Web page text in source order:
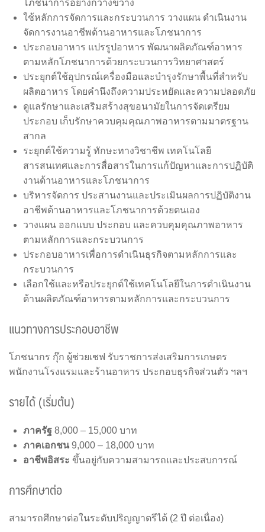
โภชนาการอย่างกว้างขวาง
ใช้หลักการจัดการและกระบวนการ วางแผน ดำเนินงาน
จัดการงานอาชีพด้านอาหารและโภชนาการ
ประกอบอาหาร แปรรูปอาหาร พัฒนาผลิตภัณฑ์อาหาร
ตามหลักโภชนาการด้วยกระบวนการวิทยาศาสตร์
ประยุกต์ใช้อุปกรณ์เครื่องมือและบำรุงรักษาพื้นที่สำหรับ
ผลิตอาหาร โดยคำนึงถึงความประหยัดและความปลอดภัย
ดูแลรักษาและเสริมสร้างสุขอนามัยในการจัดเตรียม
ประกอบ เก็บรักษาควบคุมคุณภาพอาหารตามมาตรฐาน
สากล
ระยุกต์ใช้ความรู้ ทักษะทางวิชาชีพ เทคโนโลยี
สารสนเทศและการสื่อสารในการแก้ปัญหาและการปฏิบัติ
งานด้านอาหารและโภชนาการ
บริหารจัดการ ประสานงานและประเมินผลการปฏิบัติงาน
อาชีพด้านอาหารและโภชนาการด้วยตนเอง
วางแผน ออกแบบ ประกอบ และควบคุมคุณภาพอาหาร
ตามหลักการและกระบวนการ
ประกอบอาหารเพื่อการดำเนินธุรกิจตามหลักการและ
กระบวนการ
เลือกใช้และหรือประยุกต์ใช้เทคโนโลยีในการดำเนินงาน
ด้านผลิตภัณฑ์อาหารตามหลักการและกระบวนการ
แนวทางการประกอบอาชีพ
โภชนากร กุ๊ก ผู้ช่วยเชฟ รับราชการส่งเสริมการเกษตร
พนักงานโรงแรมและร้านอาหาร ประกอบธุรกิจส่วนตัว ฯลฯ
รายได้ (เริ่มต้น)
ภาครัฐ 8,000 – 15,000 บาท
ภาคเอกชน9,000 – 18,000 บาท
อาชีพอิสระ ขึ้นอยู่กับความสามารถและประสบการณ์
การศึกษาต่อ
สามารถศึกษาต่อในระดับปริญญาตรีได้ (2 ปี ต่อเนื่อง)